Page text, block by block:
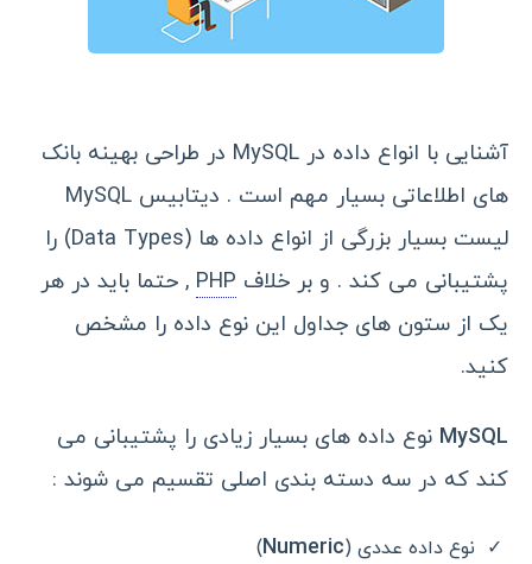
آشنایی با انواع داده در MySQL در طراحی بهینه بانک
های اطلاعاتی بسیار مهم است . دیتابیس MySQL
لیست بسیار بزرگی از انواع داده ها (Data Types) را
پشتیبانی می کند . و بر خلاف PHP , حتما باید در هر
یک از ستون های جداول این نوع داده را مشخص
کنید.
MySQL نوع داده های بسیار زیادی را پشتیبانی می
کند که در سه دسته بندی اصلی تقسیم می شوند :
نوع داده عددی (Numeric
)